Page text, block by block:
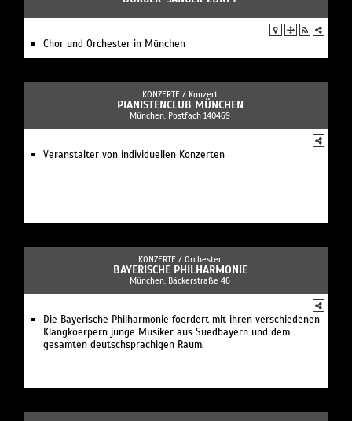
Chor und Orchester in München
KONZERTE / Konzert
PIANISTENCLUB MÜNCHEN
München, Postfach 140469
Veranstalter von individuellen Konzerten
KONZERTE / Orchester
BAYERISCHE PHILHARMONIE
München, Bäckerstraße 46
Die Bayerische Philharmonie foerdert mit ihren verschiedenen
Klangkoerpern junge Musiker aus Suedbayern und dem
gesamten deutschsprachigen Raum.